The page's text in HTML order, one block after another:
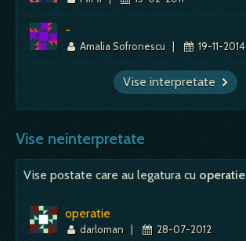
-
Amalia Sofronescu | 19-11-2014
Vise interpretate
Vise neinterpretate
Vise postate care au legatura cu operatie
operatie
darloman | 28-07-2012